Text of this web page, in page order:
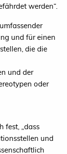
werden“.
und für einen
die die
und der
oder
fest, „dass
und